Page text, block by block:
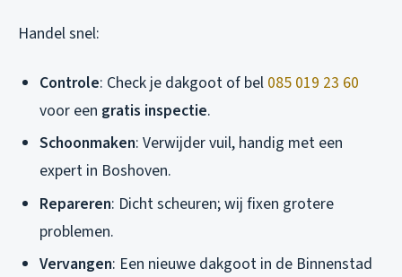
Handel snel:
Controle: Check je dakgoot of bel 085 019 23 60
voor een gratis inspectie.
Schoonmaken: Verwijder vuil, handig met een
expert in Boshoven.
Repareren: Dicht scheuren; wij fixen grotere
problemen.
Vervangen: Een nieuwe dakgoot in de Binnenstad